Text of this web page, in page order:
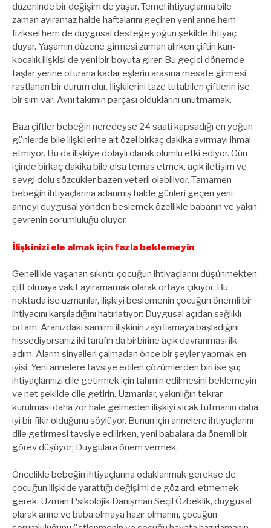
düzeninde bir değişim de yaşar. Temel ihtiyaçlarına bile
zaman ayıramaz halde haftalarını geçiren yeni anne hem
fiziksel hem de duygusal desteğe yoğun şekilde ihtiyaç
duyar. Yaşamın düzene girmesi zaman alırken çiftin karı-
kocalık ilişkisi de yeni bir boyuta girer. Bu geçici dönemde
taşlar yerine oturana kadar eşlerin arasına mesafe girmesi
rastlanan bir durum olur. İlişkilerini taze tutabilen çiftlerin ise
bir sırrı var: Aynı takımın parçası olduklarını unutmamak.
Bazı çiftler bebeğin neredeyse 24 saati kapsadığı en yoğun
günlerde bile ilişkilerine ait özel birkaç dakika ayırmayı ihmal
etmiyor. Bu da ilişkiye dolaylı olarak olumlu etki ediyor. Gün
içinde birkaç dakika bile olsa temas etmek, açık iletişim ve
sevgi dolu sözcükler bazen yeterli olabiliyor. Tamamen
bebeğin ihtiyaçlarına adanmış halde günleri geçen yeni
anneyi duygusal yönden beslemek özellikle babanın ve yakın
çevrenin sorumluluğu oluyor.
İlişkinizi ele almak için fazla beklemeyin
Genellikle yaşanan sıkıntı, çocuğun ihtiyaçlarını düşünmekten
çift olmaya vakit ayıramamak olarak ortaya çıkıyor. Bu
noktada ise uzmanlar, ilişkiyi beslemenin çocuğun önemli bir
ihtiyacını karşıladığını hatırlatıyor: Duygusal açıdan sağlıklı
ortam. Aranızdaki samimi ilişkinin zayıflamaya başladığını
hissediyorsanız iki tarafın da birbirine açık davranması ilk
adım. Alarm sinyalleri çalmadan önce bir şeyler yapmak en
iyisi. Yeni annelere tavsiye edilen çözümlerden biri ise şu;
ihtiyaçlarınızı dile getirmek için tahmin edilmesini beklemeyin
ve net şekilde dile getirin. Uzmanlar, yakınlığın tekrar
kurulması daha zor hale gelmeden ilişkiyi sıcak tutmanın daha
iyi bir fikir olduğunu söylüyor. Bunun için annelere ihtiyaçlarını
dile getirmesi tavsiye edilirken, yeni babalara da önemli bir
görev düşüyor; Duygulara önem vermek.
Öncelikle bebeğin ihtiyaçlarına odaklanmak gerekse de
çocuğun ilişkide yarattığı değişimi de göz ardı etmemek
gerek. Uzman Psikolojik Danışman Seçil Özbeklik, duygusal
olarak anne ve baba olmaya hazır olmanın, çocuğun